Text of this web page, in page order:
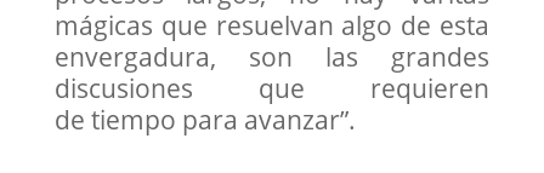
mágicas que resuelvan algo de esta
envergadura, son las grandes
discusiones que requieren
de tiempo para avanzar”.